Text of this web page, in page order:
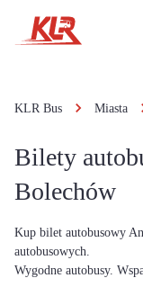
KLR Bus Miasta
Bilety
Bolechów
Kup bilet autobusowy
autobusowych.
Wygodne autobusy.